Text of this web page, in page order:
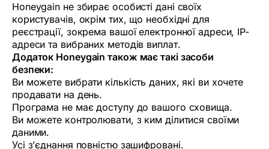
Honeygain не збирає особисті дані своїх
користувачів, окрім тих, що необхідні для
реєстрації, зокрема вашої електронної адреси, IP-
адреси та вибраних методів виплат.
Додаток Honeygain також має такі засоби
безпеки:
Ви можете вибрати кількість даних, які ви хочете
продавати на день.
Програма не має доступу до вашого сховища.
Ви можете контролювати, з ким ділитися своїми
даними.
Усі з’єднання повністю зашифровані.